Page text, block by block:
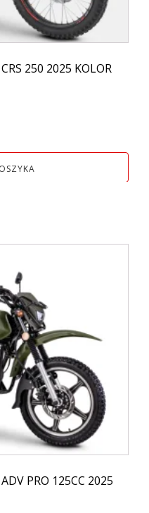
250 2025 KOLOR
PRO 125CC 2025